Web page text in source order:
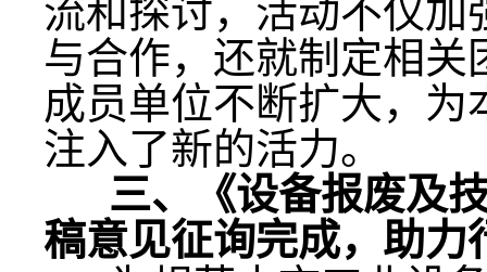
流和探讨，活动不仅加
与合作，还就制定相
成员单位不断扩大，
注入了新的活力。
三、《设备报废及
稿意见征询完成，助力